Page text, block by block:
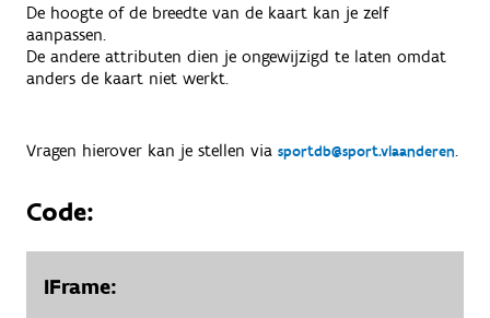
De hoogte of de breedte van de kaart kan je zelf
aanpassen.
De andere attributen dien je ongewijzigd te laten omdat
anders de kaart niet werkt.
Vragen hierover kan je stellen via sportdb@sport.vlaanderen.
Code:
IFrame: